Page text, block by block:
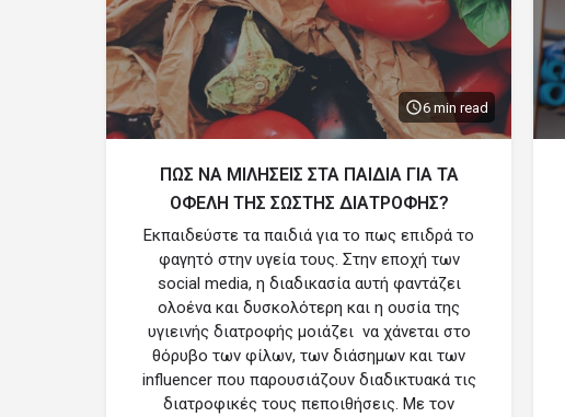
6 min read
ΠΩΣ ΝΑ ΜΙΛΗΣΕΙΣ ΣΤΑ ΠΑΙΔΙΑ ΓΙΑ ΤΑ
ΟΦΕΛΗ ΤΗΣ ΣΩΣΤΗΣ ΔΙΑΤΡΟΦΗΣ?
Εκπαιδεύστε τα παιδιά για το πως επιδρά το
φαγητό στην υγεία τους. Στην εποχή των
social media, η διαδικασία αυτή φαντάζει
ολοένα και δυσκολότερη και η ουσία της
υγιεινής διατροφής μοιάζει να χάνεται στο
θόρυβο των φίλων, των διάσημων και των
influencer που παρουσιάζουν διαδικτυακά τις
διατροφικές τους πεποιθήσεις. Με τον